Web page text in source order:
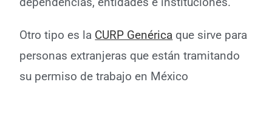
Otro tipo es la CURP Genérica que sirve para
personas extranjeras que están tramitando
su permiso de trabajo en México